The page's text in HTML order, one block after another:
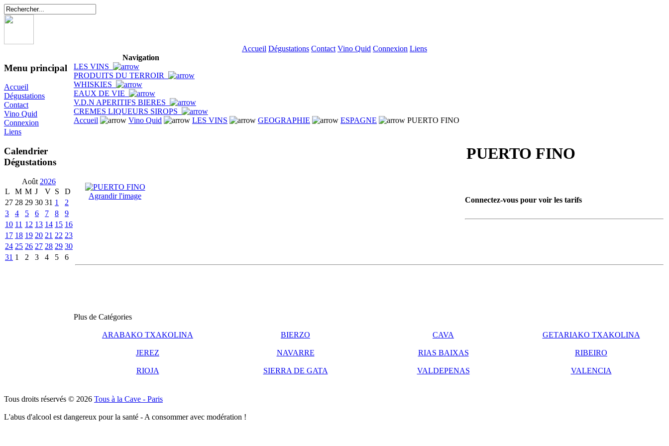
Accueil Dégustations Contact Vino Quid Connexion Liens
Menu principal
Accueil
Dégustations
Contact
Vino Quid
Connexion
Liens
Calendrier
Dégustations
Août 2026
L
M M J V S
D
27 28 29 30 31 1
2
3
4 5 6 7 8
9
10 11 12 13 14 15 16
17 18 19 20 21 22 23
24 25 26 27 28 29 30
31 1 2 3 4 5 6
Navigation
LES VINS
PRODUITS DU TERROIR
WHISKIES
EAUX DE VIE
V.D.N APERITIFS BIERES
CREMES LIQUEURS SIROPS
Accueil
Vino Quid LES VINS GEOGRAPHIE ESPAGNE PUERTO FINO
Agrandir l'image
PUERTO FINO
Connectez-vous pour voir les tarifs
Plus de Catégories
ARABAKO TXAKOLINA BIERZO CAVA GETARIAKO TXAKOLINA
JEREZ NAVARRE RIAS BAIXAS RIBEIRO
RIOJA SIERRA DE GATA VALDEPENAS VALENCIA
Tous droits réservés © 2026 Tous à la Cave - Paris
L'abus d'alcool est dangereux pour la santé - A consommer avec modération !